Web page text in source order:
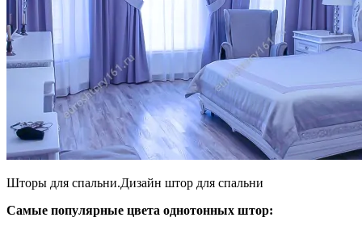
Шторы для спальни.Дизайн штор для спальни
Самые популярные цвета однотонных штор: